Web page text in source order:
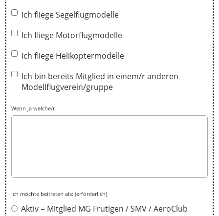
Ich fliege Segelflugmodelle
Ich fliege Motorflugmodelle
Ich fliege Helikoptermodelle
Ich bin bereits Mitglied in einem/r anderen
Modellflugverein/gruppe
Wenn ja welche/r
Ich möchte beitreten als: (erforderlich)
Aktiv = Mitglied MG Frutigen / SMV / AeroClub